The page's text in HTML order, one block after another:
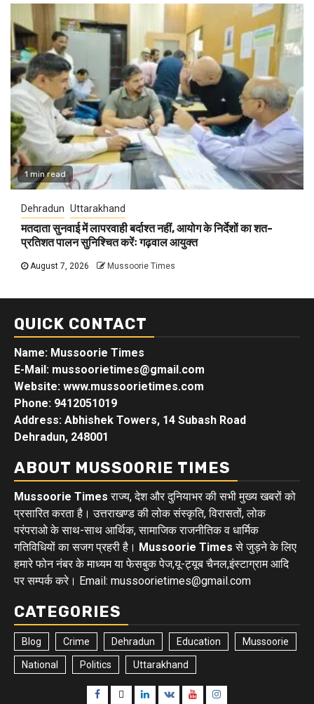
1 min read
Dehradun Uttarakhand
मतदाता सुनवाई में लापरवाही बर्दाश्त नहीं, आयोग के निर्देशों का शत-
प्रतिशत पालन सुनिश्चित करेंः गढ़वाल आयुक्त
August 7, 2026 Mussoorie Times
QUICK CONTACT
Name: Mussoorie Times
E-Mail: mussoorietimes@gmail.com
Website: www.mussoorietimes.com
Phone: 9412051019
Address: Abhishek Towers, 14 Subash Road
Dehradun, 248001
ABOUT MUSSOORIE TIMES
Mussoorie Times राज्य, देश और दुनियाभर की सभी मुख्य खबरों को
प्रसारित करता है। उत्तराखण्ड की लोक संस्कृति, विरासतों, लोक
परंपराओ के साथ-साथ आर्थिक, सामाजिक राजनीतिक व धार्मिक
गतिविधियों का सजग प्रहरी है। Mussoorie Times से जुड़ने के लिए
हमारे फोन नंबर के माध्यम या फेसबुक पेज,यू-ट्यूब चैनल,इंस्टाग्राम आदि
पर सम्पर्क करे। Email: mussoorietimes@gmail.com
CATEGORIES
Blog Crime Dehradun Education Mussoorie
National Politics Uttarakhand
Facebook
TwitterLinkedin
VK YoutubeInstagram